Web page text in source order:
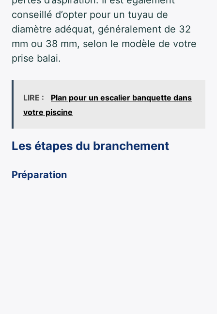
conseillé d’opter pour un tuyau de
diamètre adéquat, généralement de 32
mm ou 38 mm, selon le modèle de votre
prise balai.
LIRE :
Plan pour un escalier banquette dans
votre piscine
Les étapes du branchement
Préparation